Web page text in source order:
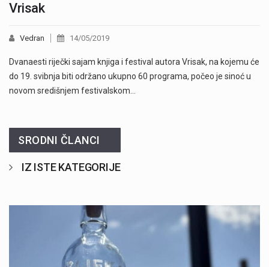
Vrisak
Vedran 14/05/2019
Dvanaesti riječki sajam knjiga i festival autora Vrisak, na kojemu će
do 19. svibnja biti održano ukupno 60 programa, počeo je sinoć u
novom središnjem festivalskom…
SRODNI ČLANCI
IZ ISTE KATEGORIJE